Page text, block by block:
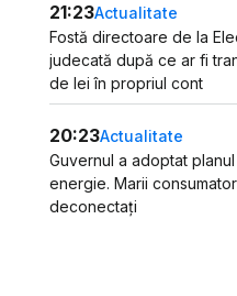
21:23Actualitate
Fostă directoare de la
judecată după ce ar fi
de lei în propriul cont
20:23Actualitate
Guvernul a adoptat
energie. Marii
deconectați